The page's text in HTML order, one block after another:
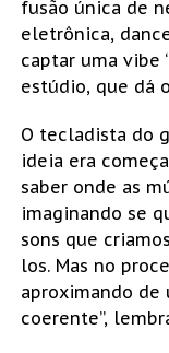
fusão única de
eletrônica,
captar uma vibe
estúdio, que dá
O tecladista do
ideia era
saber onde as
imaginando se
sons que
los. Mas no
aproximando
coerente”,